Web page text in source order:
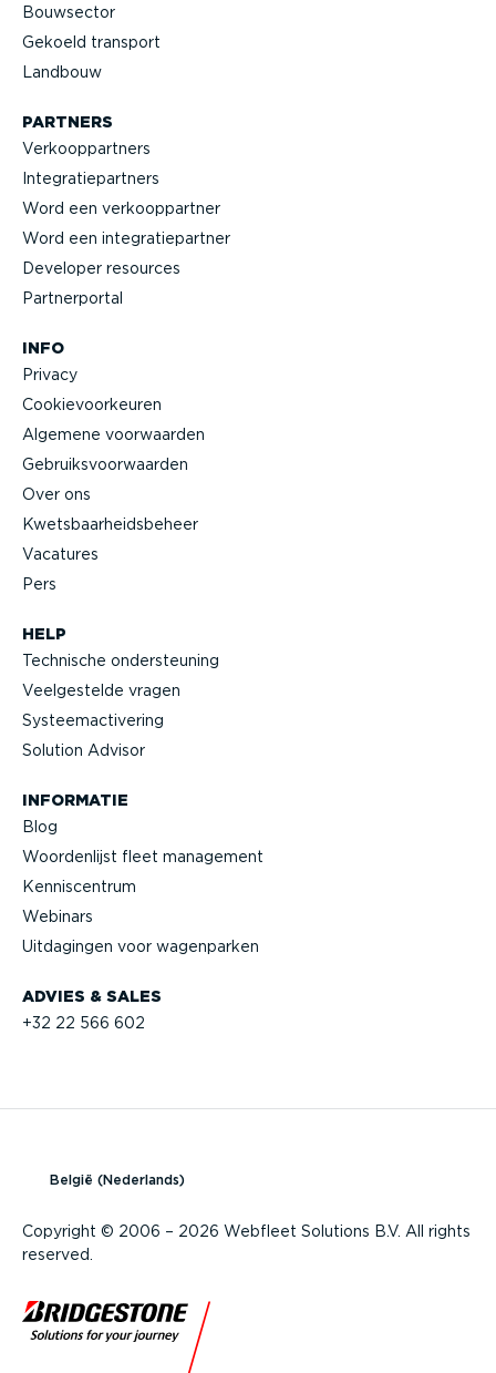
Bouwsector
Gekoeld transport
Landbouw
ADVIES & SALES
+32 22 566 602
HELP
Technische onder­steuning
Veelge­stelde vragen
Systeem­ac­ti­vering
Solution Advisor
INFORMATIE
Blog
Woorden­lijst fleet management
Kennis­centrum
Webinars
Uitdagingen voor wagenparken
PARTNERS
Verkoop­partners
Integra­tie­partners
Word een verkoop­partner
Word een integra­tie­partner
Developer resources
Partner­portal
INFO
Privacy
Cookie­voor­keuren
Algemene voorwaarden
Gebruiks­voor­waarden
Over ons
Kwets­baar­heids­beheer
Vacatures
Pers
Copyright © 2006 – 2026 Webfleet Solutions B.V. All rights
reserved.
België (Nederlands)